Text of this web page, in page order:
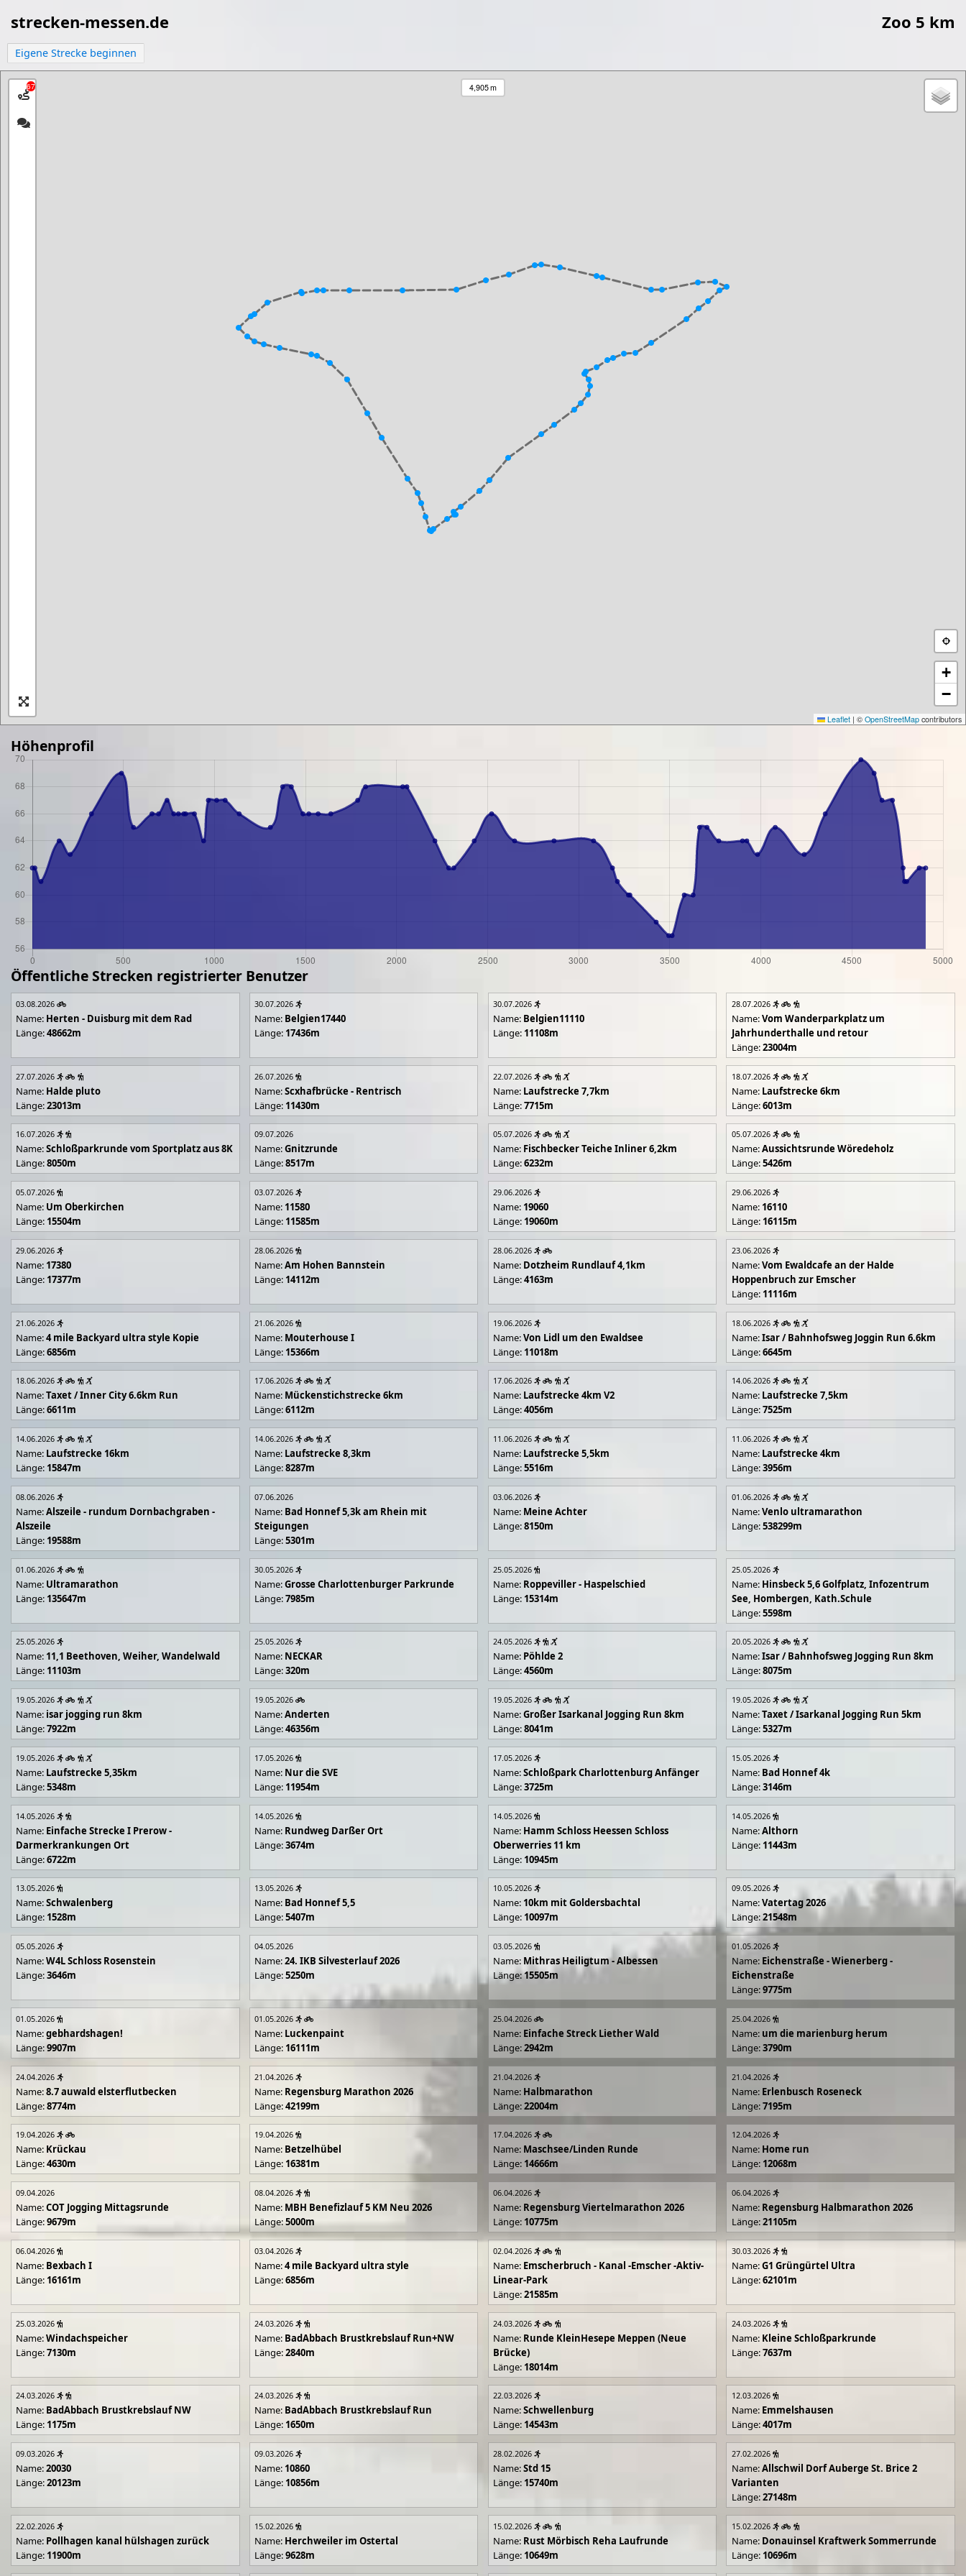
strecken-messen.de Zoo 5 km
Eigene Strecke beginnen
67 4,905 m
+
−
Leaflet | © OpenStreetMap contributors
Höhenprofil
Öffentliche Strecken registrierter Benutzer
03.08.2026
Name: Herten - Duisburg mit dem Rad
Länge:48662m
30.07.2026
Name: Belgien17440
Länge: 17436m
30.07.2026
Name: Belgien11110
Länge: 11108m
28.07.2026
Name:Vom Wanderparkplatz um
Jahrhunderthalle und retour
Länge:23004m
27.07.2026
Name: Halde pluto
Länge:23013m
26.07.2026
Name:Scxhafbrücke - Rentrisch
Länge: 11430m
22.07.2026
Name: Laufstrecke 7,7km
Länge:7715m
18.07.2026
Name: Laufstrecke 6km
Länge:6013m
16.07.2026
Name:Schloßparkrunde vom Sportplatz aus 8K
Länge:8050m
09.07.2026
Name:Gnitzrunde
Länge:8517m
05.07.2026
Name: Fischbecker Teiche Inliner 6,2km
Länge:6232m
05.07.2026
Name:Aussichtsrunde Wöredeholz
Länge:5426m
05.07.2026
Name: Um Oberkirchen
Länge: 15504m
03.07.2026
Name: 11580
Länge: 11585m
29.06.2026
Name: 19060
Länge: 19060m
29.06.2026
Name: 16110
Länge: 16115m
29.06.2026
Name: 17380
Länge: 17377m
28.06.2026
Name:Am Hohen Bannstein
Länge: 14112m
28.06.2026
Name: Dotzheim Rundlauf 4,1km
Länge:4163m
23.06.2026
Name:Vom Ewaldcafe an der Halde
Hoppenbruch zur Emscher
Länge: 11116m
21.06.2026
Name:4 mile Backyard ultra style Kopie
Länge:6856m
21.06.2026
Name: Mouterhouse I
Länge: 15366m
19.06.2026
Name:Von Lidl um den Ewaldsee
Länge: 11018m
18.06.2026
Name:Isar / Bahnhofsweg Joggin Run 6.6km
Länge:6645m
18.06.2026
Name:Taxet / Inner City 6.6km Run
Länge:6611m
17.06.2026
Name: Mückenstichstrecke 6km
Länge:6112m
17.06.2026
Name: Laufstrecke 4km V2
Länge:4056m
14.06.2026
Name: Laufstrecke 7,5km
Länge:7525m
14.06.2026
Name: Laufstrecke 16km
Länge: 15847m
14.06.2026
Name: Laufstrecke 8,3km
Länge:8287m
11.06.2026
Name: Laufstrecke 5,5km
Länge:5516m
11.06.2026
Name: Laufstrecke 4km
Länge:3956m
08.06.2026
Name:Alszeile - rundum Dornbachgraben -
Alszeile
Länge: 19588m
07.06.2026
Name: Bad Honnef 5,3k am Rhein mit
Steigungen
Länge:5301m
03.06.2026
Name: Meine Achter
Länge:8150m
01.06.2026
Name:Venlo ultramarathon
Länge:538299m
01.06.2026
Name: Ultramarathon
Länge: 135647m
30.05.2026
Name:Grosse Charlottenburger Parkrunde
Länge:7985m
25.05.2026
Name: Roppeviller - Haspelschied
Länge: 15314m
25.05.2026
Name: Hinsbeck 5,6 Golfplatz, Infozentrum
See, Hombergen, Kath.Schule
Länge:5598m
25.05.2026
Name: 11,1 Beethoven, Weiher, Wandelwald
Länge: 11103m
25.05.2026
Name: NECKAR
Länge:320m
24.05.2026
Name: Pöhlde 2
Länge:4560m
20.05.2026
Name:Isar / Bahnhofsweg Jogging Run 8km
Länge:8075m
19.05.2026
Name: isar jogging run 8km
Länge:7922m
19.05.2026
Name:Anderten
Länge:46356m
19.05.2026
Name:Großer Isarkanal Jogging Run 8km
Länge:8041m
19.05.2026
Name:Taxet / Isarkanal Jogging Run 5km
Länge:5327m
19.05.2026
Name: Laufstrecke 5,35km
Länge:5348m
17.05.2026
Name: Nur die SVE
Länge: 11954m
17.05.2026
Name:Schloßpark Charlottenburg Anfänger
Länge:3725m
15.05.2026
Name: Bad Honnef 4k
Länge:3146m
14.05.2026
Name: Einfache Strecke I Prerow -
Darmerkrankungen Ort
Länge:6722m
14.05.2026
Name: Rundweg Darßer Ort
Länge:3674m
14.05.2026
Name: Hamm Schloss Heessen Schloss
Oberwerries 11 km
Länge: 10945m
14.05.2026
Name:Althorn
Länge: 11443m
13.05.2026
Name:Schwalenberg
Länge: 1528m
13.05.2026
Name: Bad Honnef 5,5
Länge:5407m
10.05.2026
Name: 10km mit Goldersbachtal
Länge: 10097m
09.05.2026
Name:Vatertag 2026
Länge:21548m
05.05.2026
Name:W4L Schloss Rosenstein
Länge:3646m
04.05.2026
Name:24. IKB Silvesterlauf 2026
Länge:5250m
03.05.2026
Name: Mithras Heiligtum - Albessen
Länge:15505m
01.05.2026
Name: Eichenstraße - Wienerberg -
Eichenstraße
Länge:9775m
01.05.2026
Name:gebhardshagen!
Länge:9907m
01.05.2026
Name: Luckenpaint
Länge: 16111m
25.04.2026
Name: Einfache Streck Liether Wald
Länge:2942m
25.04.2026
Name: um die marienburg herum
Länge:3790m
24.04.2026
Name:8.7 auwald elsterflutbecken
Länge:8774m
21.04.2026
Name: Regensburg Marathon 2026
Länge:42199m
21.04.2026
Name: Halbmarathon
Länge:22004m
21.04.2026
Name: Erlenbusch Roseneck
Länge:7195m
19.04.2026
Name: Krückau
Länge:4630m
19.04.2026
Name: Betzelhübel
Länge: 16381m
17.04.2026
Name: Maschsee/Linden Runde
Länge: 14666m
12.04.2026
Name: Home run
Länge: 12068m
09.04.2026
Name:COT Jogging Mittagsrunde
Länge:9679m
08.04.2026
Name: MBH Benefizlauf 5 KM Neu 2026
Länge:5000m
06.04.2026
Name: Regensburg Viertelmarathon 2026
Länge: 10775m
06.04.2026
Name: Regensburg Halbmarathon 2026
Länge:21105m
06.04.2026
Name: Bexbach I
Länge: 16161m
03.04.2026
Name:4 mile Backyard ultra style
Länge:6856m
02.04.2026
Name: Emscherbruch - Kanal -Emscher -Aktiv-
Linear-Park
Länge:21585m
30.03.2026
Name:G1 Grüngürtel Ultra
Länge:62101m
25.03.2026
Name:Windachspeicher
Länge:7130m
24.03.2026
Name: BadAbbach Brustkrebslauf Run+NW
Länge:2840m
24.03.2026
Name: Runde KleinHesepe Meppen (Neue
Brücke)
Länge: 18014m
24.03.2026
Name: Kleine Schloßparkrunde
Länge:7637m
24.03.2026
Name: BadAbbach Brustkrebslauf NW
Länge: 1175m
24.03.2026
Name: BadAbbach Brustkrebslauf Run
Länge: 1650m
22.03.2026
Name:Schwellenburg
Länge: 14543m
12.03.2026
Name: Emmelshausen
Länge:4017m
09.03.2026
Name:20030
Länge:20123m
09.03.2026
Name: 10860
Länge: 10856m
28.02.2026
Name:Std 15
Länge: 15740m
27.02.2026
Name:Allschwil Dorf Auberge St. Brice 2
Varianten
Länge:27148m
22.02.2026
Name: Pollhagen kanal hülshagen zurück
Länge: 11900m
15.02.2026
Name: Herchweiler im Ostertal
Länge:9628m
15.02.2026
Name: Rust Mörbisch Reha Laufrunde
Länge: 10649m
15.02.2026
Name: Donauinsel Kraftwerk Sommerrunde
Länge: 10696m